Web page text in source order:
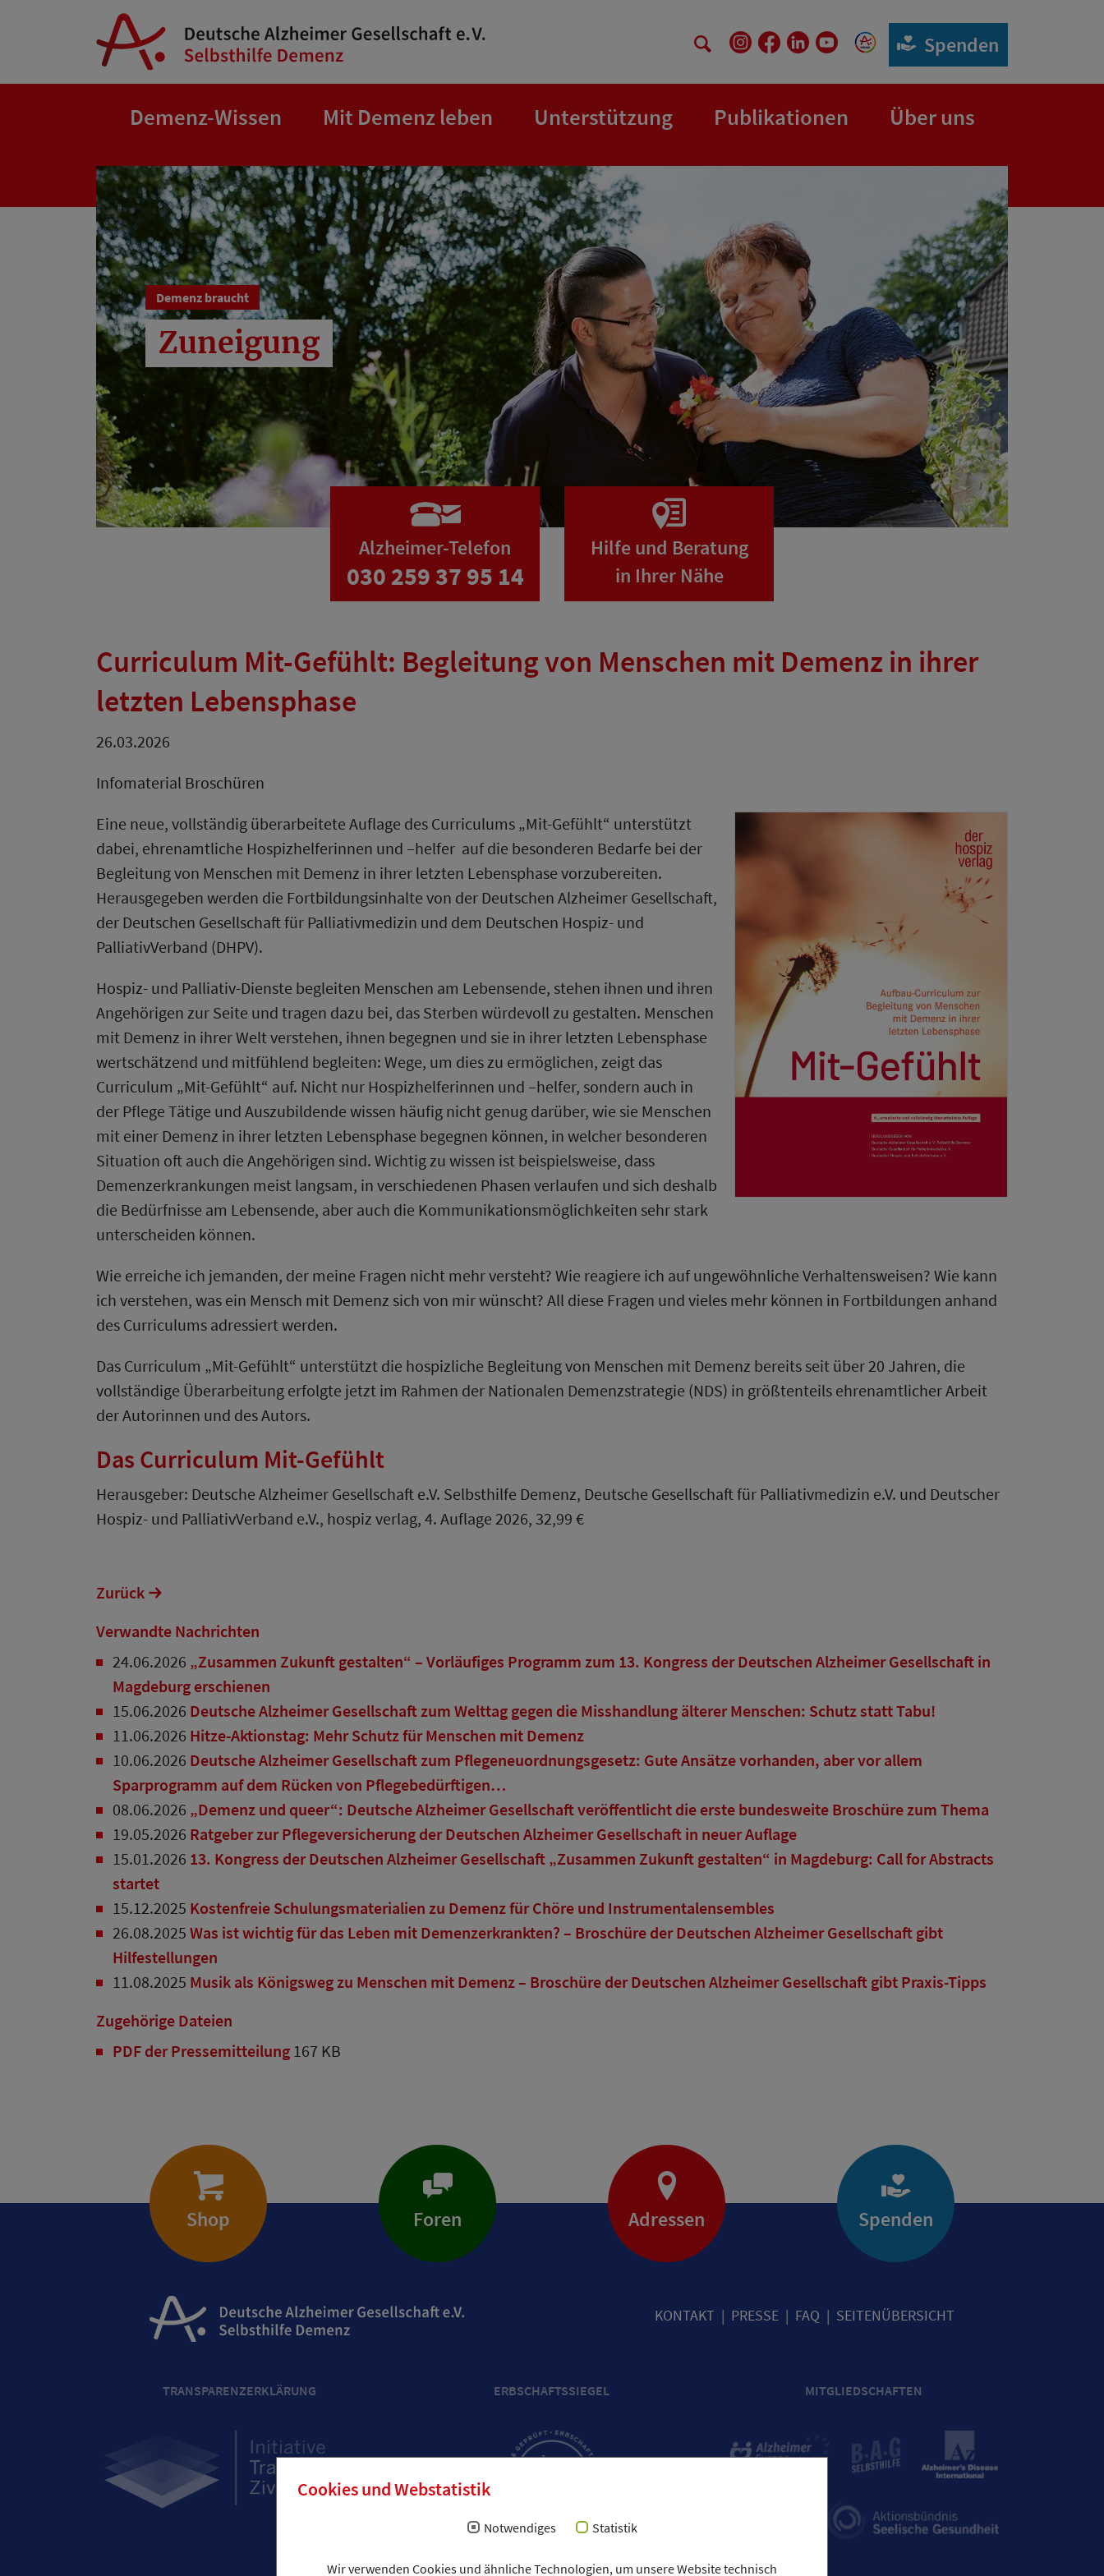
Cookies und Webstatistik
Notwendiges Statistik
Wir verwenden Cookies und ähnliche Technologien, um unsere Website technisch
Springe zum Hauptinhalt
Spenden
Demenz-Wissen Mit Demenz leben Unterstützung Publikationen Über uns
Demenz braucht
Zuneigung
Alzheimer-Telefon
030 259 37 95 14
Hilfe und Beratung
in Ihrer Nähe
Curriculum Mit-Gefühlt: Begleitung von Menschen mit Demenz in ihrer
letzten Lebensphase
26.03.2026
Infomaterial Broschüren
Eine neue, vollständig überarbeitete Auflage des Curriculums „Mit-Gefühlt“ unterstützt
dabei, ehrenamtliche Hospizhelferinnen und –helfer auf die besonderen Bedarfe bei der
Begleitung von Menschen mit Demenz in ihrer letzten Lebensphase vorzubereiten.
Herausgegeben werden die Fortbildungsinhalte von der Deutschen Alzheimer Gesellschaft,
der Deutschen Gesellschaft für Palliativmedizin und dem Deutschen Hospiz- und
PalliativVerband (DHPV).
Hospiz- und Palliativ-Dienste begleiten Menschen am Lebensende, stehen ihnen und ihren
Angehörigen zur Seite und tragen dazu bei, das Sterben würdevoll zu gestalten. Menschen
mit Demenz in ihrer Welt verstehen, ihnen begegnen und sie in ihrer letzten Lebensphase
wertschätzend und mitfühlend begleiten: Wege, um dies zu ermöglichen, zeigt das
Curriculum „Mit-Gefühlt“ auf. Nicht nur Hospizhelferinnen und –helfer, sondern auch in
der Pflege Tätige und Auszubildende wissen häufig nicht genug darüber, wie sie Menschen
mit einer Demenz in ihrer letzten Lebensphase begegnen können, in welcher besonderen
Situation oft auch die Angehörigen sind. Wichtig zu wissen ist beispielsweise, dass
Demenzerkrankungen meist langsam, in verschiedenen Phasen verlaufen und sich deshalb
die Bedürfnisse am Lebensende, aber auch die Kommunikationsmöglichkeiten sehr stark
unterscheiden können.
Wie erreiche ich jemanden, der meine Fragen nicht mehr versteht? Wie reagiere ich auf ungewöhnliche Verhaltensweisen? Wie kann
ich verstehen, was ein Mensch mit Demenz sich von mir wünscht? All diese Fragen und vieles mehr können in Fortbildungen anhand
des Curriculums adressiert werden.
Das Curriculum „Mit-Gefühlt“ unterstützt die hospizliche Begleitung von Menschen mit Demenz bereits seit über 20 Jahren, die
vollständige Überarbeitung erfolgte jetzt im Rahmen der Nationalen Demenzstrategie (NDS) in größtenteils ehrenamtlicher Arbeit
der Autorinnen und des Autors.
Das Curriculum Mit-Gefühlt
Herausgeber: Deutsche Alzheimer Gesellschaft e.V. Selbsthilfe Demenz, Deutsche Gesellschaft für Palliativmedizin e.V. und Deutscher
Hospiz- und PalliativVerband e.V., hospiz verlag, 4. Auflage 2026, 32,99 €
Zurück
Verwandte Nachrichten
24.06.2026 „Zusammen Zukunft gestalten“ – Vorläufiges Programm zum 13. Kongress der Deutschen Alzheimer Gesellschaft in
Magdeburg erschienen
15.06.2026 Deutsche Alzheimer Gesellschaft zum Welttag gegen die Misshandlung älterer Menschen: Schutz statt Tabu!
11.06.2026 Hitze-Aktionstag: Mehr Schutz für Menschen mit Demenz
10.06.2026 Deutsche Alzheimer Gesellschaft zum Pflegeneuordnungsgesetz: Gute Ansätze vorhanden, aber vor allem
Sparprogramm auf dem Rücken von Pflegebedürftigen…
08.06.2026 „Demenz und queer“: Deutsche Alzheimer Gesellschaft veröffentlicht die erste bundesweite Broschüre zum Thema
19.05.2026 Ratgeber zur Pflegeversicherung der Deutschen Alzheimer Gesellschaft in neuer Auflage
15.01.2026 13. Kongress der Deutschen Alzheimer Gesellschaft „Zusammen Zukunft gestalten“ in Magdeburg: Call for Abstracts
startet
15.12.2025 Kostenfreie Schulungsmaterialien zu Demenz für Chöre und Instrumentalensembles
26.08.2025 Was ist wichtig für das Leben mit Demenzerkrankten? – Broschüre der Deutschen Alzheimer Gesellschaft gibt
Hilfestellungen
11.08.2025 Musik als Königsweg zu Menschen mit Demenz – Broschüre der Deutschen Alzheimer Gesellschaft gibt Praxis-Tipps
Zugehörige Dateien
PDF der Pressemitteilung 167 KB
Shop Foren Adressen Spenden
KONTAKT PRESSE FAQ SEITENÜBERSICHT
TRANSPARENZERKLÄRUNG ERBSCHAFTSSIEGEL MITGLIEDSCHAFTEN